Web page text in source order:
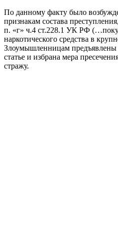
По данному факту было
признакам состава
п. «г» ч.4 ст.228.1 УК РФ
наркотического средства в
Злоумышленницам предъявлены
статье и избрана мера
стражу.